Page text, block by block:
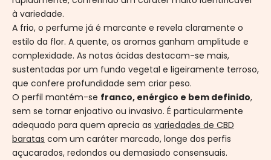
à variedade.
A frio, o perfume já é marcante e revela claramente o
estilo da flor. A quente, os aromas ganham amplitude e
complexidade. As notas ácidas destacam-se mais,
sustentadas por um fundo vegetal e ligeiramente terroso,
que confere profundidade sem criar peso.
O perfil mantém-se franco, enérgico e bem definido,
sem se tornar enjoativo ou invasivo. É particularmente
adequado para quem aprecia as variedades de CBD
baratas com um caráter marcado, longe dos perfis
açucarados, redondos ou demasiado consensuais.